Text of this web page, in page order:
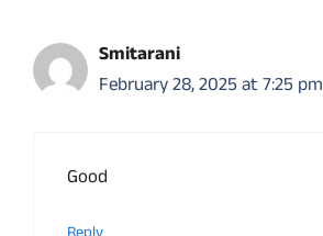
Smitarani
February 28, 2025 at 7:25 pm
Good